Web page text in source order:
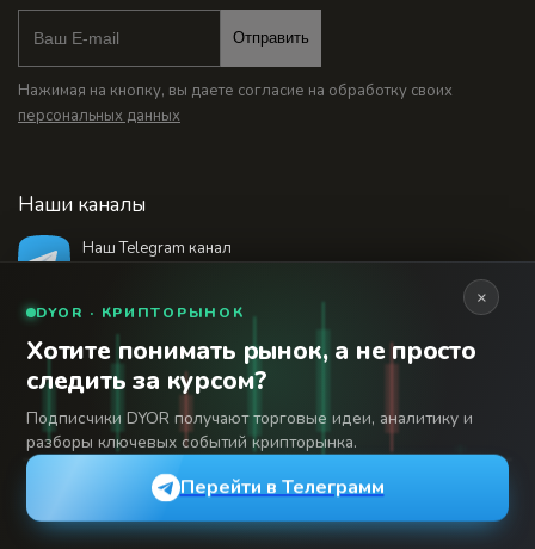
Отправить
Нажимая на кнопку, вы даете согласие на обработку своих
персональных данных
Наши каналы
Наш Telegram канал
18+
© 2026 Финансовый интернет-портал «Банки
Сегодня». Используя сайт BanksToday.net вы
Сетевое издание «Банки Сегодня» зарегистрировано
Федеральной службой по надзору в сфере связи,
информационных технологий и массовых коммуникаций,
регистрационный номер: серия Эл № 04-216902
×
DYOR · КРИПТОРЫНОК
Хотите понимать рынок, а не просто
следить за курсом?
Подписчики DYOR получают торговые идеи, аналитику и
разборы ключевых событий крипторынка.
Перейти в Телеграмм